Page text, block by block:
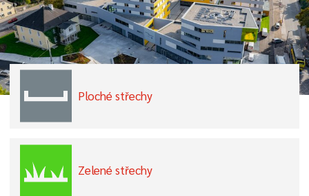
Ploché střechy
Zelené střechy